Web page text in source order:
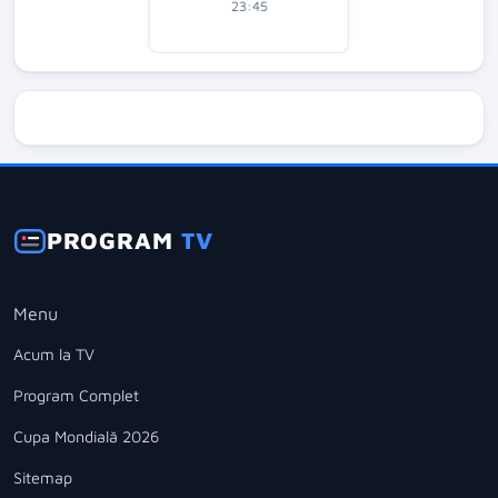
23:45
PROGRAMTV
Menu
Acum la TV
Program Complet
Cupa Mondială 2026
Sitemap